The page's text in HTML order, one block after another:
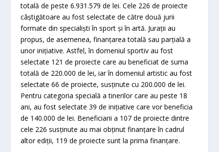
totală de peste 6.931.579 de lei. Cele 226 de proiecte
câștigătoare au fost selectate de către două jurii
formate din specialiști în sport și în artă. Jurații au
propus, de asemenea, finanțarea totală sau parțială a
unor inițiative. Astfel, în domeniul sportiv au fost
selectate 121 de proiecte care au beneficiat de suma
totală de 220.000 de lei, iar în domeniul artistic au fost
selectate 66 de proiecte, susținute cu 200.000 de lei.
Pentru categoria specială a tinerilor care au peste 18
ani, au fost selectate 39 de inițiative care vor beneficia
de 140.000 de lei. Beneficiarii a 107 de proiecte dintre
cele 226 susținute au mai obținut finanțare în cadrul
altor ediții, 119 de proiecte sunt la prima finanțare.